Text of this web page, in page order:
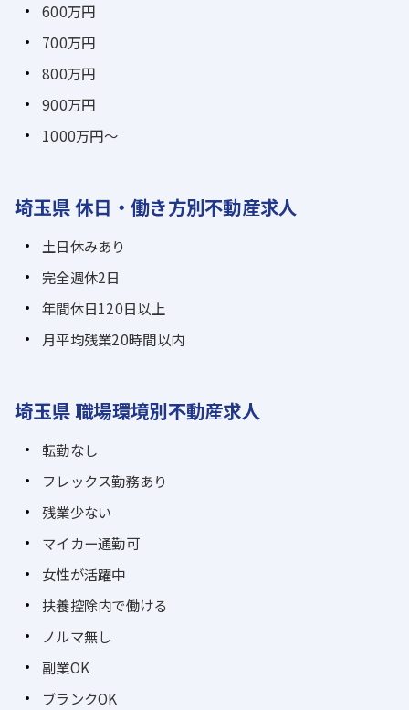
600万円
700万円
800万円
900万円
1000万円～
埼玉県 休日・働き方別不動産求人
土日休みあり
完全週休2日
年間休日120日以上
月平均残業20時間以内
埼玉県 職場環境別不動産求人
転勤なし
フレックス勤務あり
残業少ない
マイカー通勤可
女性が活躍中
扶養控除内で働ける
ノルマ無し
副業OK
ブランクOK